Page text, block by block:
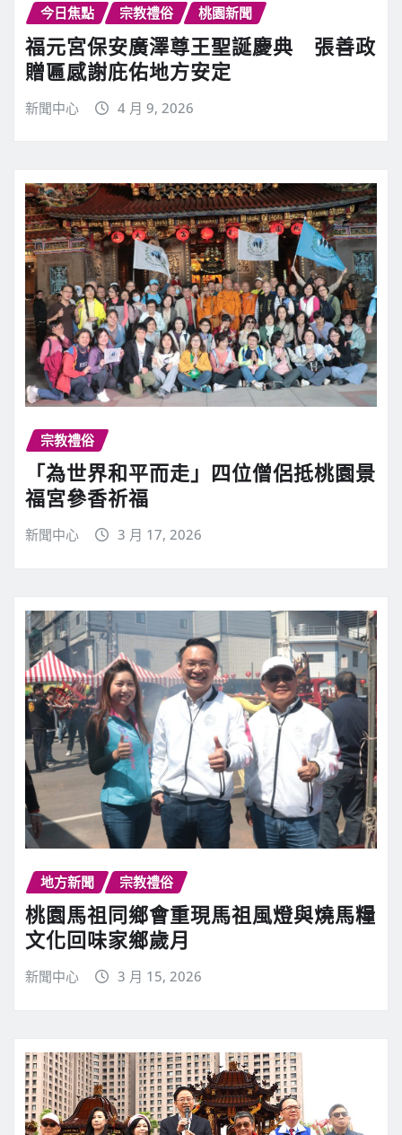
今日焦點 宗教禮俗 桃園新聞
福元宮保安廣澤尊王聖誕慶典 張善政
贈匾感謝庇佑地方安定
新聞中心 4 月 9, 2026
宗教禮俗
「為世界和平而走」四位僧侶抵桃園景
福宮參香祈福
新聞中心 3 月 17, 2026
地方新聞 宗教禮俗
桃園馬祖同鄉會重現馬祖風燈與燒馬糧
文化回味家鄉歲月
新聞中心 3 月 15, 2026